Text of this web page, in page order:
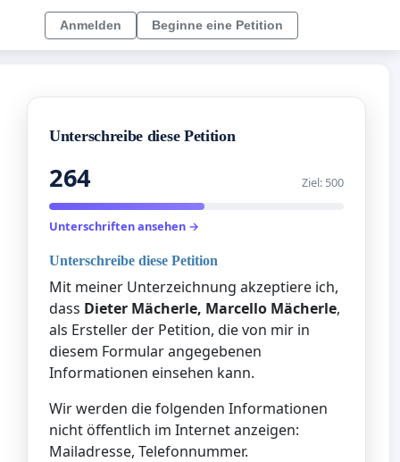
Anmelden Beginne eine Petition
Unterschreibe diese Petition
264 Ziel: 500
Unterschriften ansehen →
Unterschreibe diese Petition
Mit meiner Unterzeichnung akzeptiere ich,
dass Dieter Mächerle, Marcello Mächerle,
als Ersteller der Petition, die von mir in
diesem Formular angegebenen
Informationen einsehen kann.
Wir werden die folgenden Informationen
nicht öffentlich im Internet anzeigen:
Mailadresse, Telefonnummer.